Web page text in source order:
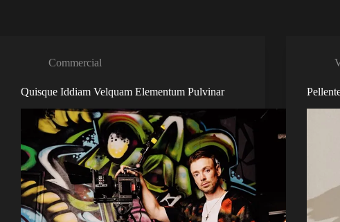
Commercial
Quisque Iddiam Velquam Elementum Pulvinar